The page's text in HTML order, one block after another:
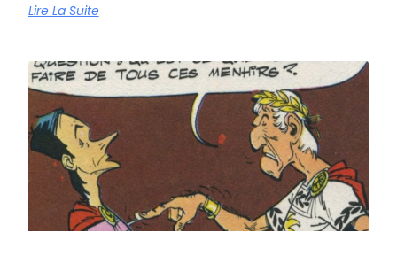
Lire La Suite